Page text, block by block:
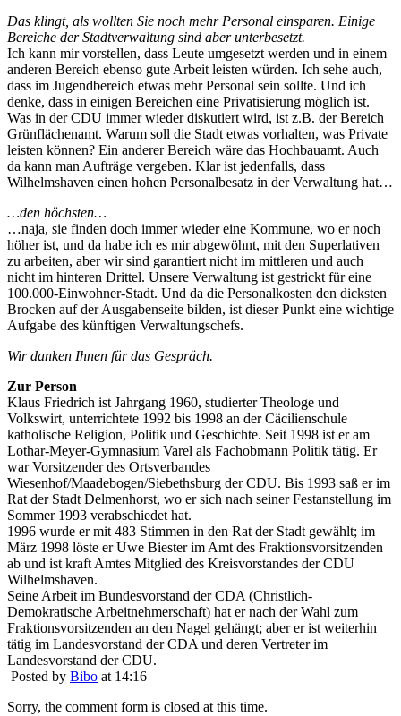
Das klingt, als wollten Sie noch mehr Personal einsparen. Einige
Bereiche der Stadtverwaltung sind aber unterbesetzt.
Ich kann mir vorstellen, dass Leute umgesetzt werden und in einem
anderen Bereich ebenso gute Arbeit leisten würden. Ich sehe auch,
dass im Jugendbereich etwas mehr Personal sein sollte. Und ich
denke, dass in einigen Bereichen eine Privatisierung möglich ist.
Was in der CDU immer wieder diskutiert wird, ist z.B. der Bereich
Grünflächenamt. Warum soll die Stadt etwas vorhalten, was Private
leisten können? Ein anderer Bereich wäre das Hochbauamt. Auch
da kann man Aufträge vergeben. Klar ist jedenfalls, dass
Wilhelmshaven einen hohen Personalbesatz in der Verwaltung hat…
…den höchsten…
…naja, sie finden doch immer wieder eine Kommune, wo er noch
höher ist, und da habe ich es mir abgewöhnt, mit den Superlativen
zu arbeiten, aber wir sind garantiert nicht im mittleren und auch
nicht im hinteren Drittel. Unsere Verwaltung ist gestrickt für eine
100.000-Einwohner-Stadt. Und da die Personalkosten den dicksten
Brocken auf der Ausgabenseite bilden, ist dieser Punkt eine wichtige
Aufgabe des künftigen Verwaltungschefs.
Wir danken Ihnen für das Gespräch.
Zur Person
Klaus Friedrich ist Jahrgang 1960, studierter Theologe und
Volkswirt, unterrichtete 1992 bis 1998 an der Cäcilienschule
katholische Religion, Politik und Geschichte. Seit 1998 ist er am
Lothar-Meyer-Gymnasium Varel als Fachobmann Politik tätig. Er
war Vorsitzender des Ortsverbandes
Wiesenhof/Maadebogen/Siebethsburg der CDU. Bis 1993 saß er im
Rat der Stadt Delmenhorst, wo er sich nach seiner Festanstellung im
Sommer 1993 verabschiedet hat.
1996 wurde er mit 483 Stimmen in den Rat der Stadt gewählt; im
März 1998 löste er Uwe Biester im Amt des Fraktionsvorsitzenden
ab und ist kraft Amtes Mitglied des Kreisvorstandes der CDU
Wilhelmshaven.
Seine Arbeit im Bundesvorstand der CDA (Christlich-
Demokratische Arbeitnehmerschaft) hat er nach der Wahl zum
Fraktionsvorsitzenden an den Nagel gehängt; aber er ist weiterhin
tätig im Landesvorstand der CDA und deren Vertreter im
Landesvorstand der CDU.
Posted by Bibo at 14:16
Sorry, the comment form is closed at this time.